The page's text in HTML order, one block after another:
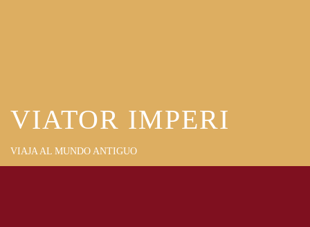
VIATOR IMPERI
VIAJA AL MUNDO ANTIGUO